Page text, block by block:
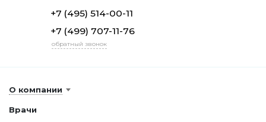
+7 (495) 514-00-11
+7 (499) 707-11-76
обратный звонок
О компании
Врачи